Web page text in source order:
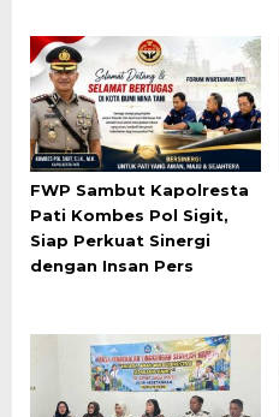
FWP Sambut Kapolresta
Pati Kombes Pol Sigit,
Siap Perkuat Sinergi
dengan Insan Pers